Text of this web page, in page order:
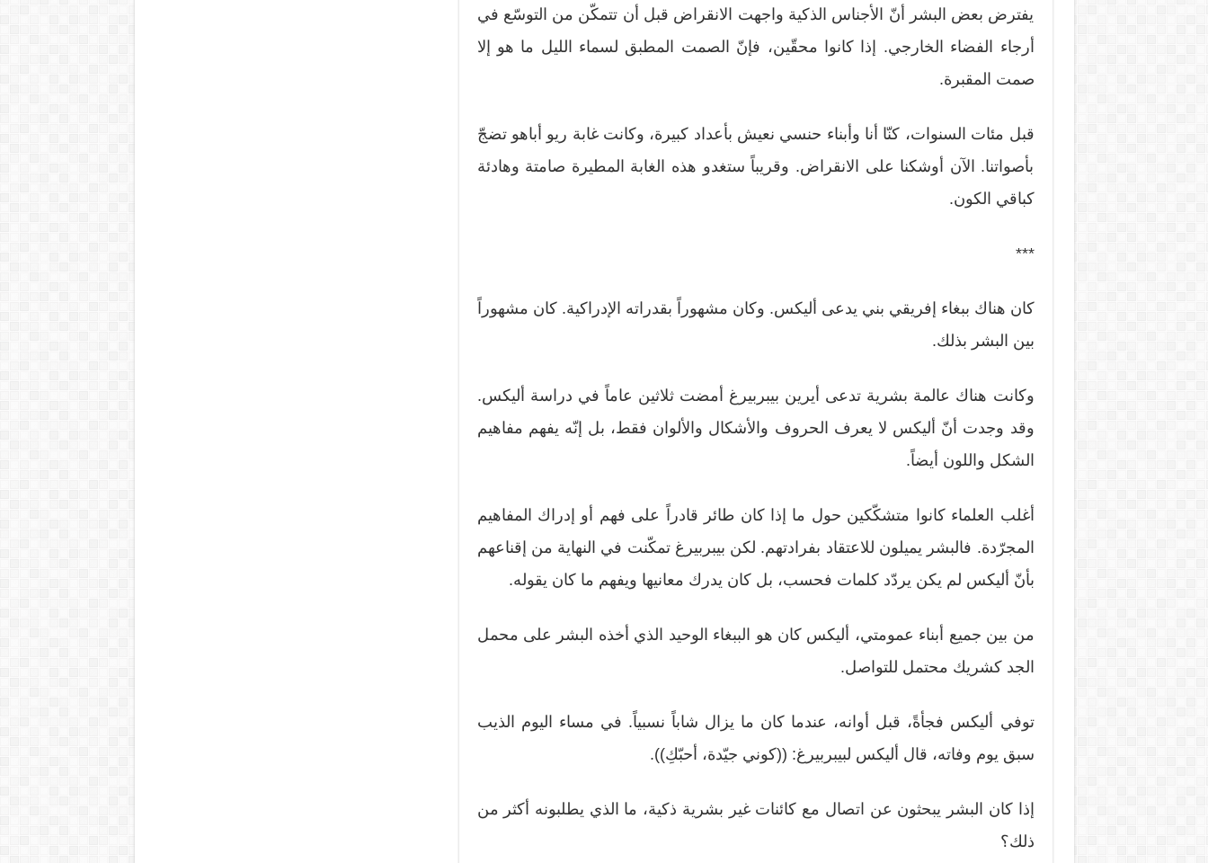
يفترض بعض البشر أنّ الأجناس الذكية واجهت الانقراض قبل أن تتمكّن من التوسّع في
أرجاء الفضاء الخارجي. إذا كانوا محقّين، فإنّ الصمت المطبق لسماء الليل ما هو إلا
صمت المقبرة.
قبل مئات السنوات، كنّا أنا وأبناء حنسي نعيش بأعداد كبيرة، وكانت غابة ريو أباهو تضجّ
بأصواتنا. الآن أوشكنا على الانقراض. وقريباً ستغدو هذه الغابة المطيرة صامتة وهادئة
كباقي الكون.
***
كان هناك ببغاء إفريقي بني يدعى أليكس. وكان مشهوراً بقدراته الإدراكية. كان مشهوراً
بين البشر بذلك.
وكانت هناك عالمة بشرية تدعى أيرين بيبربيرغ أمضت ثلاثين عاماً في دراسة أليكس.
وقد وجدت أنّ أليكس لا يعرف الحروف والأشكال والألوان فقط، بل إنّه يفهم مفاهيم
الشكل واللون أيضاً.
أغلب العلماء كانوا متشكّكين حول ما إذا كان طائر قادراً على فهم أو إدراك المفاهيم
المجرّدة. فالبشر يميلون للاعتقاد بفرادتهم. لكن بيبربيرغ تمكّنت في النهاية من إقناعهم
بأنّ أليكس لم يكن يردّد كلمات فحسب، بل كان يدرك معانيها ويفهم ما كان يقوله.
من بين جميع أبناء عمومتي، أليكس كان هو الببغاء الوحيد الذي أخذه البشر على محمل
الجد كشريك محتمل للتواصل.
توفي أليكس فجأةً، قبل أوانه، عندما كان ما يزال شاباً نسبياً. في مساء اليوم الذيب
سبق يوم وفاته، قال أليكس لبيبربيرغ: ((كوني جيّدة، أحبّكِ)).
إذا كان البشر يبحثون عن اتصال مع كائنات غير بشرية ذكية، ما الذي يطلبونه أكثر من
ذلك؟